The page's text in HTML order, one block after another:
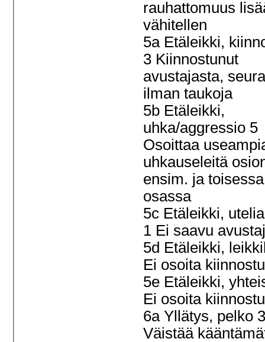
rauhattomuus
vähitellen
5a Etäleikki,
3 Kiinnostunut
avustajasta,
ilman taukoja
5b Etäleikki,
uhka/aggressio 5
Osoittaa
uhkauseleitä
ensim. ja toisessa
osassa
5c Etäleikki,
1 Ei saavu
5d Etäleikki,
Ei osoita
5e Etäleikki,
Ei osoita
6a Yllätys, pelko
Väistää